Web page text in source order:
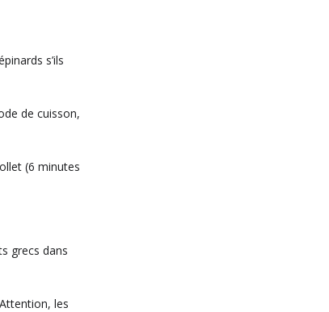
s’ils
de cuisson,
(6 minutes
grecs dans
les